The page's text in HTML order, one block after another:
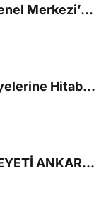
TÜMEVSİAD Genel Merkezi’ne Kavuştu
TÜMEVSİAD Üyelerine Hitaben Duyuru
TÜMEVSİAD HEYETİ ANKARA’YA ÇIKARMA YAPTI